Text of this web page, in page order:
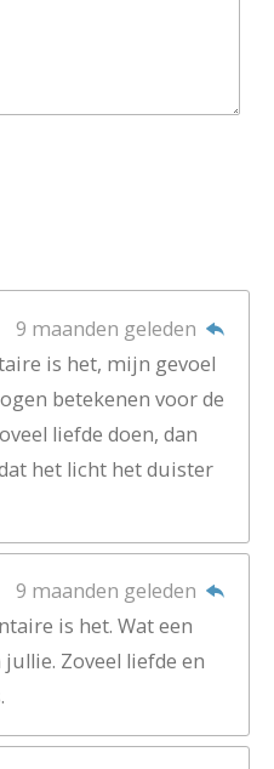
9 maanden geleden
is het, mijn gevoel
betekenen voor de
liefde doen, dan
het licht het duister
9 maanden geleden
is het. Wat een
Zoveel liefde en